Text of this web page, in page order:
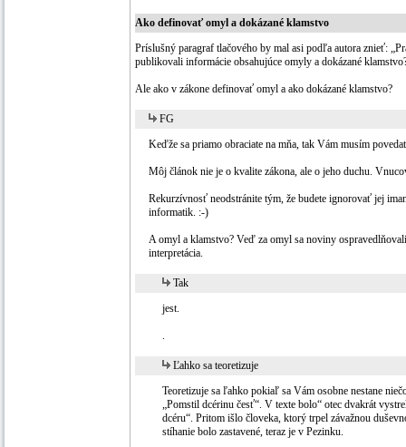
Ako definovať omyl a dokázané klamstvo
Príslušný paragraf tlačového by mal asi podľa autora znieť:
publikovali informácie obsahujúce omyly a dokázané
Ale ako v zákone definovať omyl a ako dokázané klamstvo?
FG
Keďže sa priamo obraciate na mňa, tak Vám musím
Môj článok nie je o kvalite zákona, ale o jeho duchu.
Rekurzívnosť neodstránite tým, že budete ignorovať jej
informatik. :-)
A omyl a klamstvo? Veď za omyl sa noviny
interpretácia.
Tak
jest.
.
Ľahko sa teoretizuje
Teoretizuje sa ľahko pokiaľ sa Vám osobne nestane
„Pomstil dcérinu česť“. V texte bolo“ otec dvakrát
dcéru“. Pritom išlo človeka, ktorý trpel závažnou
stíhanie bolo zastavené, teraz je v Pezinku.